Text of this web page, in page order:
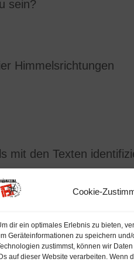
Cookie-
dir ein optimales Erlebnis zu bieten,
Geräteinformationen zu speichern
zustimmst, können wir
auf dieser Website verarbeiten. Wenn
sein?
Himmelsrichtungen
mit den Texten
mit